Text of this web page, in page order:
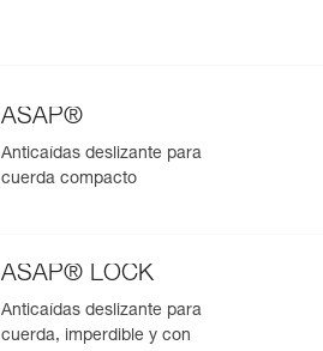
ASAP®
Anticaídas deslizante para
cuerda compacto
ASAP® LOCK
Anticaídas deslizante para
cuerda, imperdible y con